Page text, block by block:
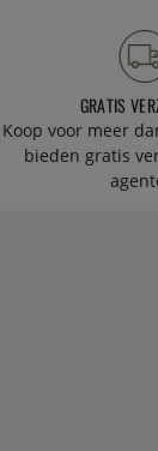
GRATIS
Koop voor meer
bieden gratis